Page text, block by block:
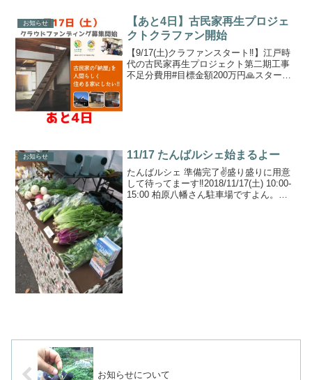
お知らせ
【あと4日】古民家再生プロジェ
クトクラファン開始
【9/17(土)クラファンスタート‼️】江戸時
代の古民家再生プロジェクト第二期工事
不足分費用#目標金額200万円🙏スタート
お知らせ 11/17 たんばルシェ始まるよー
たんばルシェ 準備完了✌️盛り盛りに用意
して待ってまーす‼️2018/11/17(土) 10:00-
15:00 柏原八幡さん駐車場ですよん。・
お知らせについて